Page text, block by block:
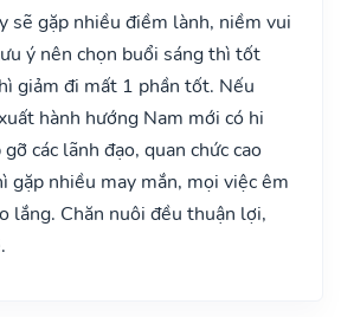
sẽ gặp nhiều điềm lành, niềm vui
ý nên chọn buổi sáng thì tốt
giảm đi mất 1 phần tốt. Nếu
hành hướng Nam mới có hi
các lãnh đạo, quan chức cao
gặp nhiều may mắn, mọi việc êm
lắng. Chăn nuôi đều thuận lợi,